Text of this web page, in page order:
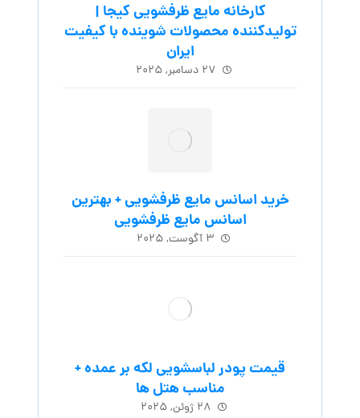
کارخانه مایع ظرفشویی کیجا |
تولیدکننده محصولات شوینده با کیفیت
ایران
۲۷ دسامبر, ۲۰۲۵
خرید اسانس مایع ظرفشویی + بهترین
اسانس مایع ظرفشویی
۳ آگوست, ۲۰۲۵
قیمت پودر لباسشویی لکه بر عمده +
مناسب هتل ها
۲۸ ژوئن, ۲۰۲۵